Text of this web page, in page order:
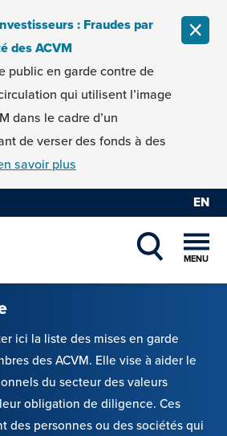
: Fraudes par
des ACVM
public en garde contre de
qui utilisent l’image
dans le cadre d’un
de verser des fonds à des
savoir plus
EN
SHOW
MENU
ici la liste des mises en garde
des ACVM. Elle vise à aider le
du secteur des valeurs
obligation de diligence. Ces
des personnes ou des sociétés qui